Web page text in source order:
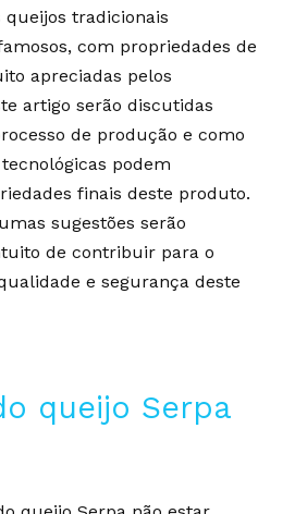
queijos tradicionais
com propriedades de
apreciadas pelos
artigo serão discutidas
de produção e como
podem
finais deste produto.
sugestões serão
de contribuir para o
e segurança deste
queijo Serpa